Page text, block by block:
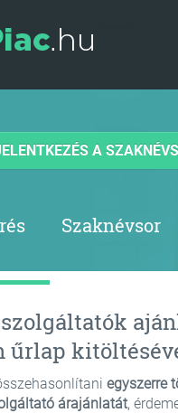
Szaknévsor
A
űrlap
egyszerre
árajánlatát,